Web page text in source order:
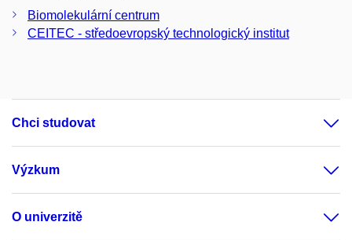
Biomolekulární centrum
CEITEC - středoevropský technologický institut
Chci studovat
Výzkum
O univerzitě